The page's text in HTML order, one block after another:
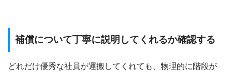
補償について丁寧に説明してくれるか確認する
どれだけ優秀な社員が運搬してくれても、物理的に階段が